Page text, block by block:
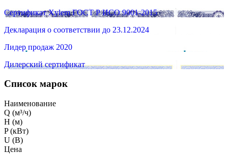
Сертификат Xylem ГОСТ Р ИСО 9001-2015
Декларация о соответствии до 23.12.2024
Лидер продаж 2020
Дилерский сертификат
Список марок
Наименование
Q (м³/ч)
H (м)
P (кВт)
U (В)
Цена